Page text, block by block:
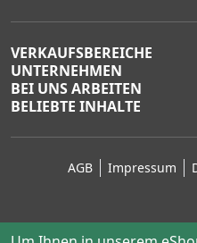
VERKAUFSBEREICHE
UNTERNEHMEN
BEI UNS ARBEITEN
BELIEBTE INHALTE
AGB Impressum